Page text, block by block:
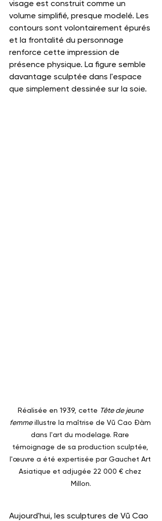
visage est construit comme un
volume simplifié, presque modelé. Les
contours sont volontairement épurés
et la frontalité du personnage
renforce cette impression de
présence physique. La figure semble
davantage sculptée dans l'espace
que simplement dessinée sur la soie.
Réalisée en 1939, cette Tête de jeune
femme illustre la maîtrise de Vũ Cao Đàm
dans l'art du modelage. Rare
témoignage de sa production sculptée,
l'œuvre a été expertisée par Gauchet Art
Asiatique et adjugée 22 000 € chez
Millon.
Aujourd'hui, les sculptures de Vũ Cao